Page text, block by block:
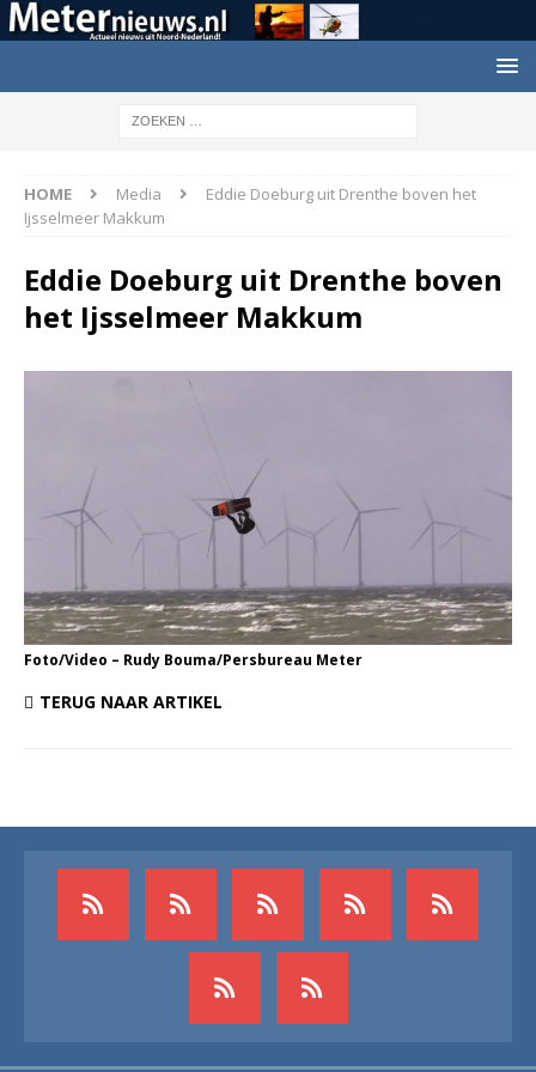
HOME Media
Eddie Doeburg uit Drenthe boven het
Ijsselmeer Makkum
Eddie Doeburg uit Drenthe boven
het Ijsselmeer Makkum
Foto/Video – Rudy Bouma/Persbureau Meter
TERUG NAAR ARTIKEL